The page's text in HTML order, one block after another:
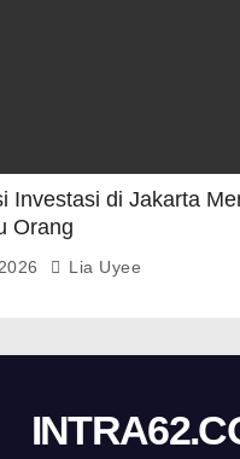
Investasi di Jakarta
Orang
Lia Uyee